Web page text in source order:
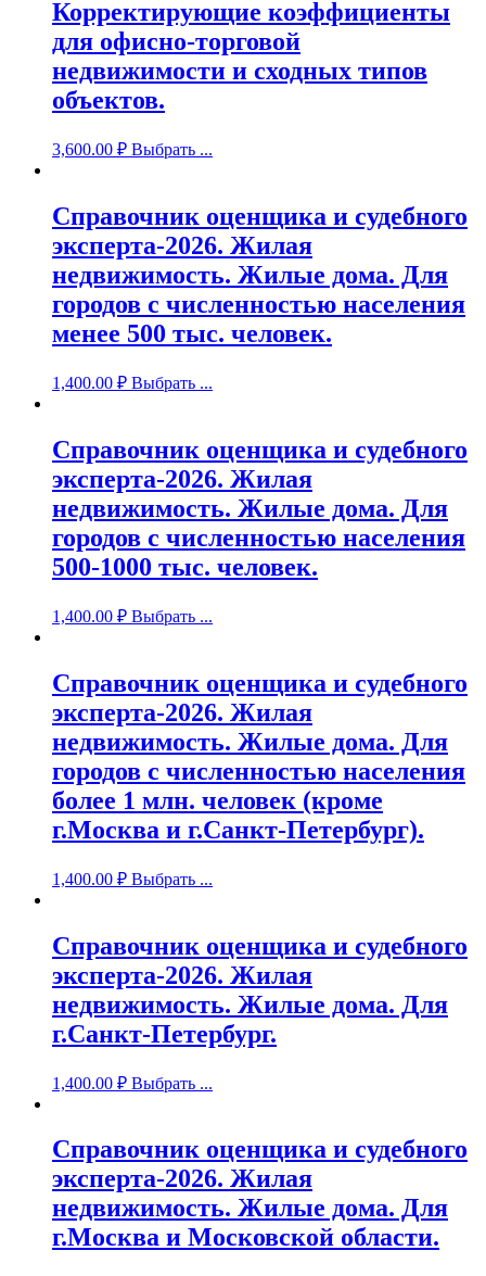
Корректирующие коэффициенты
для офисно-торговой
недвижимости и сходных типов
объектов.
3,600.00 ₽ Выбрать ...
Справочник оценщика и судебного
эксперта-2026. Жилая
недвижимость. Жилые дома. Для
городов с численностью населения
менее 500 тыс. человек.
1,400.00 ₽ Выбрать ...
Справочник оценщика и судебного
эксперта-2026. Жилая
недвижимость. Жилые дома. Для
городов с численностью населения
500-1000 тыс. человек.
1,400.00 ₽ Выбрать ...
Справочник оценщика и судебного
эксперта-2026. Жилая
недвижимость. Жилые дома. Для
городов с численностью населения
более 1 млн. человек (кроме
г.Москва и г.Санкт-Петербург).
1,400.00 ₽ Выбрать ...
Справочник оценщика и судебного
эксперта-2026. Жилая
недвижимость. Жилые дома. Для
г.Санкт-Петербург.
1,400.00 ₽ Выбрать ...
Справочник оценщика и судебного
эксперта-2026. Жилая
недвижимость. Жилые дома. Для
г.Москва и Московской области.